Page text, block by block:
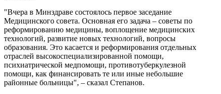
"Вчера в Минздраве состоялось первое заседание
Медицинского совета. Основная его задача – советы по
реформированию медицины, воплощение медицинских
технологий, развитие новых технологий, вопросы
образования. Это касается и реформирования отдельных
отраслей высокоспециализированной помощи,
психиатрической медпомощи, противотуберкулезной
помощи, как финансировать те или иные небольшие
районные больницы", – сказал Степанов.